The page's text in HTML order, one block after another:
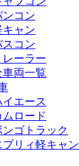
ンコン
キャン
スコン
レーラー
車両一覧
イエース
ムロード
ンゴトラック
ブリィ軽キャン